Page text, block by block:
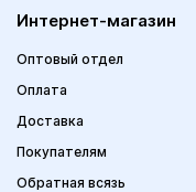
Интернет-магазин
Оптовый отдел
Оплата
Доставка
Покупателям
Обратная всязь